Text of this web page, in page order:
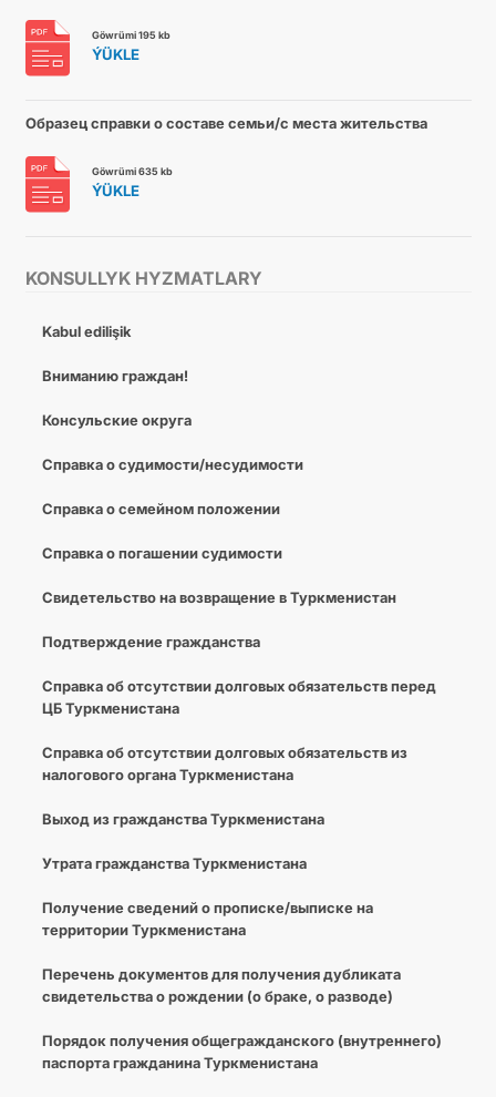
KONSULLYK HYZMATLARY
Kabul edilişik
Вниманию граждан!
Консульские округа
Справка о судимости/несудимости
Справка о семейном положении
Справка о погашении судимости
Cвидетельство на возвращение в Туркменистан
Подтверждение гражданства
Справка об отсутствии долговых обязательств перед
ЦБ Туркменистана
Справка об отсутствии долговых обязательств из
налогового органа Туркменистана
Выход из гражданства Туркменистана
Утрата гражданства Туркменистана
Получение сведений о прописке/выписке на
территории Туркменистана
Перечень документов для получения дубликата
свидетельства о рождении (о браке, о разводе)
Порядок получения общегражданского (внутреннего)
паспорта гражданина Туркменистана
Göwrümi 195 kb
ÝÜKLE
Образец справки о составе семьи/с места жительства
Göwrümi 635 kb
ÝÜKLE